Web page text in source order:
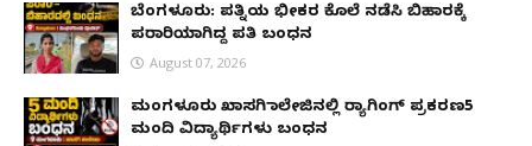
ಬೆಂಗಳೂರು: ಪತ್ನಿಯ ಭೀಕರ ಕೊಲೆ ನಡೆಸಿ ಬಿಹಾರಕ್ಕೆ
ಪರಾರಿಯಾಗಿದ್ದ ಪತಿ ಬಂಧನ
August 07, 2026
ಮಂಗಳೂರು ಖಾಸಗಿ ಕಾಲೇಜಿನಲ್ಲಿ ರ‌್ಯಾಗಿಂಗ್ ಪ್ರಕರಣ5
ಮಂದಿ ವಿದ್ಯಾರ್ಥಿಗಳು ಬಂಧನ